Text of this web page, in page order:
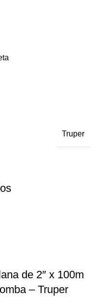
Truper
de 2″ x 100m
– Truper